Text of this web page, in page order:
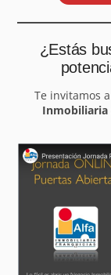
¿Estás
Te invitamos
Inmobiliaria